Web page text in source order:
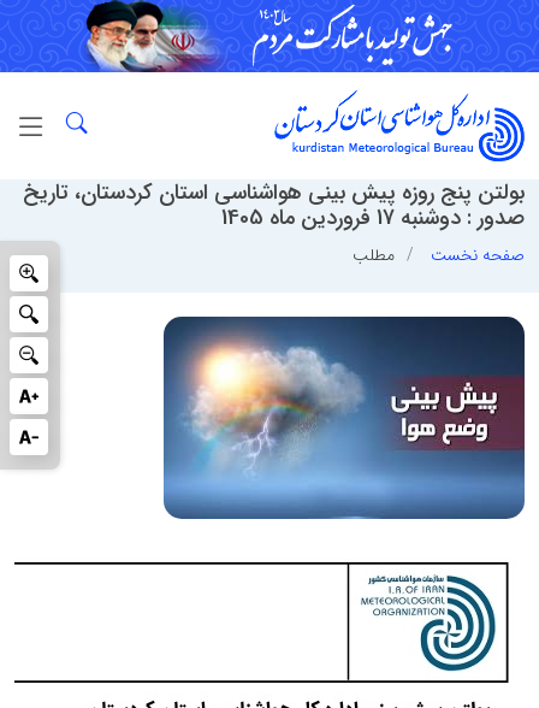
بولتن پنج روزه پیش بینی هواشناسی استان کردستان، تاریخ
صدور : دوشنبه 17 فروردین ماه 1405
صفحه نخست مطلب